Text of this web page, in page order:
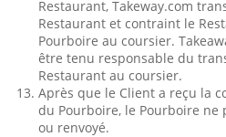
Restaurant, Takeway.com
Restaurant et contraint le
Pourboire au coursier.
être tenu responsable du
Restaurant au coursier.
Après que le Client a reçu la
du Pourboire, le Pourboire
ou renvoyé.